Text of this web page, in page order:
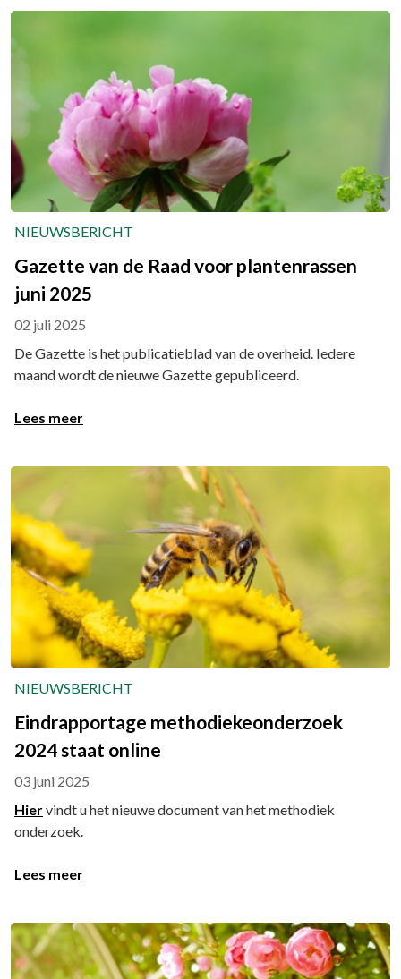
NIEUWSBERICHT
Gazette van de Raad voor plantenrassen
juni 2025
02 juli 2025
De Gazette is het publicatieblad van de overheid. Iedere
maand wordt de nieuwe Gazette gepubliceerd.
Lees meer
NIEUWSBERICHT
Eindrapportage methodiekeonderzoek
2024 staat online
03 juni 2025
Hiervindt u het nieuwe document van het methodiek
onderzoek.
Lees meer